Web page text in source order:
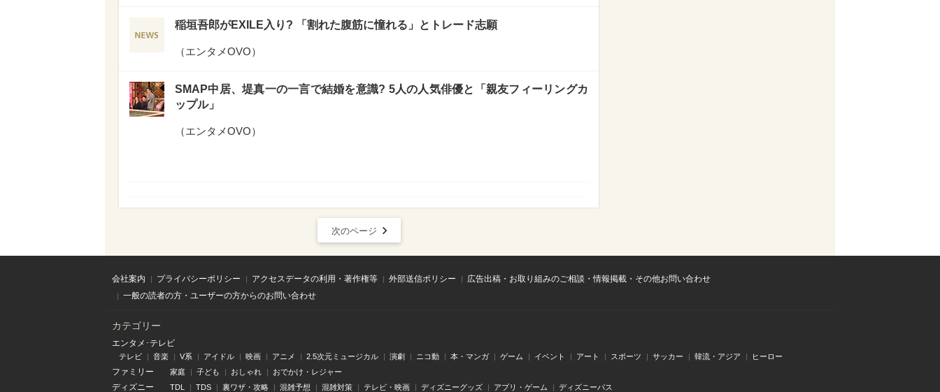
稲垣吾郎がEXILE入り? 「割れた腹筋に憧れる」とトレード志願
（エンタメOVO）
SMAP中居、堤真一の一言で結婚を意識? 5人の人気俳優と「親友フィーリングカ
ップル」
（エンタメOVO）
次のページ
会社案内 プライバシーポリシー アクセスデータの利用・著作権等 外部送信ポリシー
広告出稿・お取り組みのご相談・情報掲載・その他お問い合わせ
一般の読者の方・ユーザーの方からのお問い合わせ
カテゴリー
エンタメ･テレビ
テレビ 音楽 V系 アイドル 映画 アニメ 2.5次元ミュージカル 演劇 ニコ動 本・マンガ ゲーム イベント アート スポーツ サッカー 韓流・アジア ヒーロー
ファミリー 家庭 子ども おしゃれ おでかけ・レジャー
ディズニー TDL TDS 裏ワザ・攻略 混雑予想 混雑対策 テレビ・映画 ディズニーグッズ アプリ・ゲーム ディズニーパス